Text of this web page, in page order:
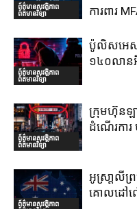
ព័ត៌មានសុវត្ថិភាព
ព័ត៌មានវិទ្យា
ការពារ
ព័ត៌មានសុវត្ថិភាព
ព័ត៌មានវិទ្យា
ប៉ូលិសអេស្
១៤០លាន
ព័ត៌មានសុវត្ថិភាព
ព័ត៌មានវិទ្យា
ក្រុមហ៊ុនឡ
ដំណើរការ
ព័ត៌មានសុវត្ថិភាព
អូស្រា្តលីព្
គោលដៅល